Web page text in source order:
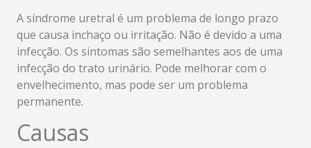
A síndrome uretral é um problema de longo prazo
que causa inchaço ou irritação. Não é devido a uma
infecção. Os sintomas são semelhantes aos de uma
infecção do trato urinário. Pode melhorar com o
envelhecimento, mas pode ser um problema
permanente.
Causas